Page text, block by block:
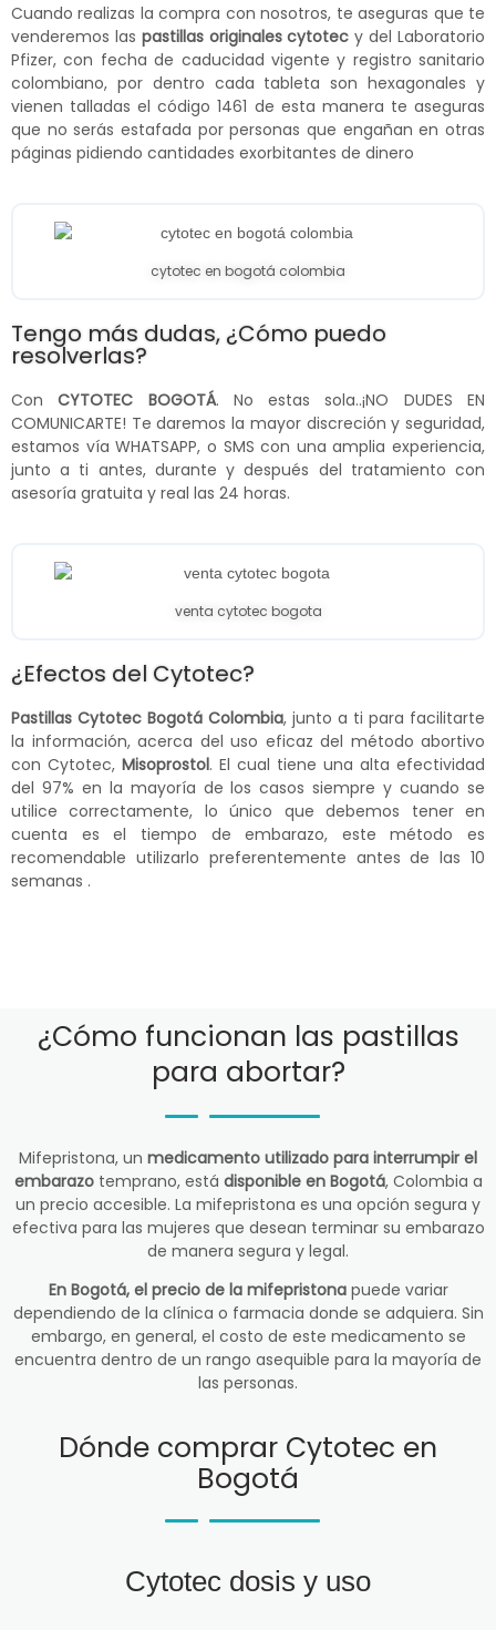
Cuando realizas la compra con nosotros, te aseguras que te
venderemos las pastillas originales cytotec y del Laboratorio
Pfizer, con fecha de caducidad vigente y registro sanitario
colombiano, por dentro cada tableta son hexagonales y
vienen talladas el código 1461 de esta manera te aseguras
que no serás estafada por personas que engañan en otras
páginas pidiendo cantidades exorbitantes de dinero
cytotec en bogotá colombia
Tengo más dudas, ¿Cómo puedo
resolverlas?
ConCYTOTEC BOGOTÁ. No estas sola..¡NO DUDES EN
COMUNICARTE! Te daremos la mayor discreción y seguridad,
estamos vía WHATSAPP, o SMS con una amplia experiencia,
junto a ti antes, durante y después del tratamiento con
asesoría gratuita y real las 24 horas.
venta cytotec bogota
¿Efectos del Cytotec?
Pastillas Cytotec Bogotá Colombia, junto a ti para facilitarte
la información, acerca del uso eficaz del método abortivo
con Cytotec, Misoprostol. El cual tiene una alta efectividad
del 97% en la mayoría de los casos siempre y cuando se
utilice correctamente, lo único que debemos tener en
cuenta es el tiempo de embarazo, este método es
recomendable utilizarlo preferentemente antes de las 10
semanas .
¿Cómo funcionan las pastillas
para abortar?
Mifepristona, un medicamento utilizado para interrumpir el
embarazotemprano, está disponible en Bogotá, Colombia a
un precio accesible. La mifepristona es una opción segura y
efectiva para las mujeres que desean terminar su embarazo
de manera segura y legal.
En Bogotá, el precio de la mifepristonapuede variar
dependiendo de la clínica o farmacia donde se adquiera. Sin
embargo, en general, el costo de este medicamento se
encuentra dentro de un rango asequible para la mayoría de
las personas.
Dónde comprar Cytotec en
Bogotá
Cytotec dosis y uso